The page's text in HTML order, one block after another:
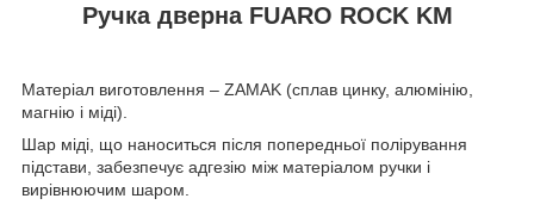
Ручка дверна FUARO ROCK KM
Матеріал виготовлення – ZAMAK (сплав цинку, алюмінію,
магнію і міді).
Шар міді, що наноситься після попередньої полірування
підстави, забезпечує адгезію між матеріалом ручки і
вирівнюючим шаром.